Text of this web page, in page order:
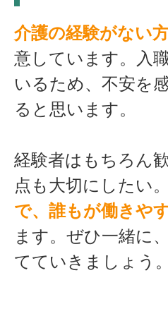
介護の経験がない
意しています。入
いるため、不安を
ると思います。
経験者はもちろん
点も大切にしたい
で、誰もが働きや
ます。ぜひ一緒に、
てていきましょう。